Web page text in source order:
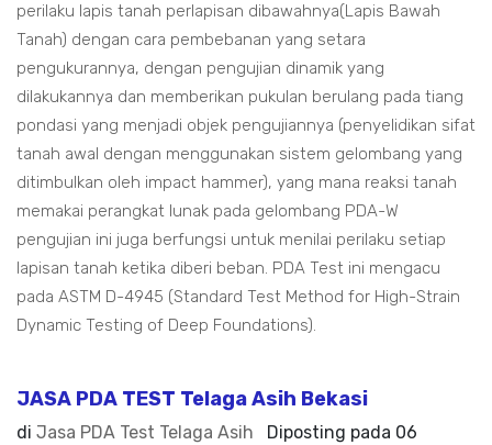
perilaku lapis tanah perlapisan dibawahnya(Lapis Bawah
Tanah) dengan cara pembebanan yang setara
pengukurannya, dengan pengujian dinamik yang
dilakukannya dan memberikan pukulan berulang pada tiang
pondasi yang menjadi objek pengujiannya (penyelidikan sifat
tanah awal dengan menggunakan sistem gelombang yang
ditimbulkan oleh impact hammer), yang mana reaksi tanah
memakai perangkat lunak pada gelombang PDA-W
pengujian ini juga berfungsi untuk menilai perilaku setiap
lapisan tanah ketika diberi beban. PDA Test ini mengacu
pada ASTM D-4945 (Standard Test Method for High-Strain
Dynamic Testing of Deep Foundations).
JASA PDA TEST Telaga Asih Bekasi
di Jasa PDA Test Telaga Asih Diposting pada 06